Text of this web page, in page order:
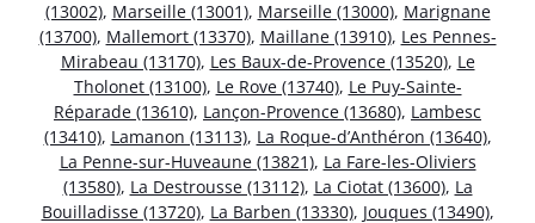
(13002), Marseille (13001), Marseille (13000), Marignane
(13700), Mallemort (13370), Maillane (13910), Les Pennes-
Mirabeau (13170), Les Baux-de-Provence (13520), Le
Tholonet (13100), Le Rove (13740), Le Puy-Sainte-
Réparade (13610), Lançon-Provence (13680), Lambesc
(13410), Lamanon (13113), La Roque-d’Anthéron (13640),
La Penne-sur-Huveaune (13821), La Fare-les-Oliviers
(13580), La Destrousse (13112), La Ciotat (13600), La
Bouilladisse (13720), La Barben (13330), Jouques (13490),